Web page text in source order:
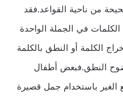
من ناحية القواعد.فقد
في الجملة الواحدة
الكلمة أو النطق بالكلمة
النطق.فبعض أطفال
الغير باستخدام جمل قصيرة